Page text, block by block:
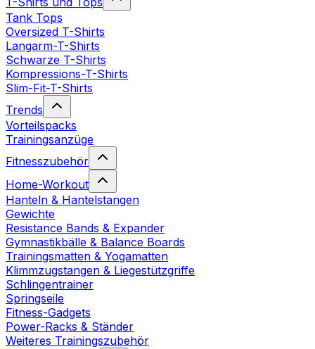
Tank Tops
Oversized T-Shirts
Langarm-T-Shirts
Schwarze T-Shirts
Kompressions-T-Shirts
Slim-Fit-T-Shirts
Trends
Vorteilspacks
Trainingsanzüge
Fitnesszubehör
Home-Workout
Hanteln & Hantelstangen
Gewichte
Resistance Bands & Expander
Gymnastikbälle & Balance Boards
Trainingsmatten & Yogamatten
Klimmzugstangen & Liegestützgriffe
Schlingentrainer
Springseile
Fitness-Gadgets
Power-Racks & Ständer
Weiteres Trainingszubehör